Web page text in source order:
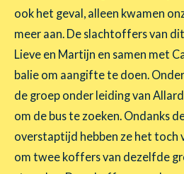
ook het geval, alleen kwamen
meer aan. De slachtoffers van
Lieve en Martijn en samen met
balie om aangifte te doen.
de groep onder leiding van
om de bus te zoeken. Ondanks
overstaptijd hebben ze het toch
om twee koffers van dezelfde